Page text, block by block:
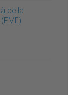
de la